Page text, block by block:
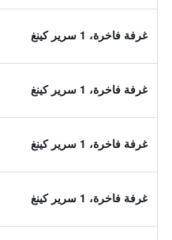
غرفة فاخرة، 1 سرير كينغ
غرفة فاخرة، 1 سرير كينغ
غرفة فاخرة، 1 سرير كينغ
غرفة فاخرة، 1 سرير كينغ